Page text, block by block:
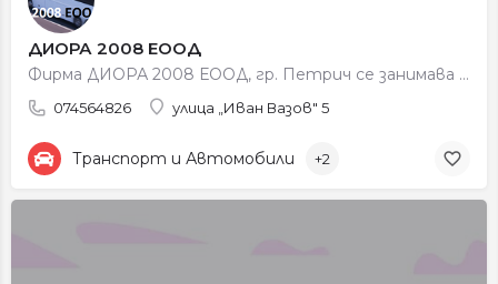
ДИОРА 2008 ЕООД
Фирма ДИОРА 2008 ЕООД, гр. Петрич се занимава с обществен превоз на пътници, градски и регионален пътнически…
074564826 улица „Иван Вазов" 5
Транспорт и Автомобили +2